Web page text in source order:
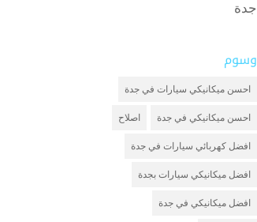
جدة
وسوم
احسن ميكانيكي سيارات في جدة
احسن ميكانيكي في جدة اصلاح
افضل كهربائي سيارات في جدة
افضل ميكانيكي سيارات بجدة
افضل ميكانيكي في جدة